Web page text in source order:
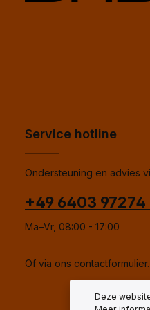
Service hotline
Ondersteuning en advies
+49 6403 97274
Ma–Vr, 08:00 - 17:00
Of via ons contactformulier.
Deze